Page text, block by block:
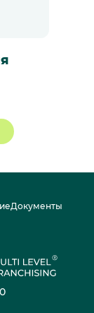
Документы